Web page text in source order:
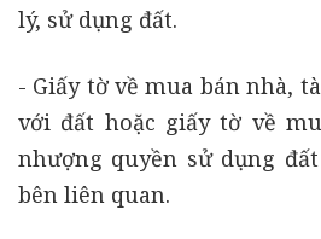
lý, sử dụng đất.
- Giấy tờ về mua bán nhà,
với đất hoặc giấy tờ về
nhượng quyền sử dụng
bên liên quan.